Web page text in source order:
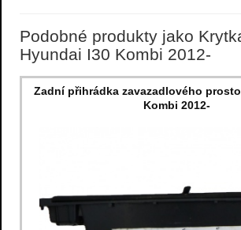
Podobné produkty jako
Hyundai I30 Kombi 2012-
Zadní přihrádka zavazadlového
Kombi 2012-